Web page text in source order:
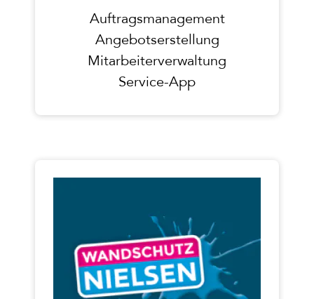
Auftragsmanagement
Angebotserstellung
Mitarbeiterverwaltung
Service-App